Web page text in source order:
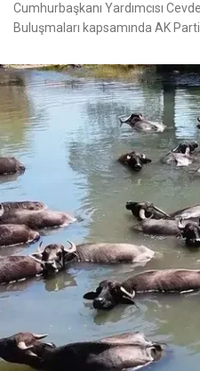
Cumhurbaşkanı Yardımcısı
Buluşmaları kapsamında AK